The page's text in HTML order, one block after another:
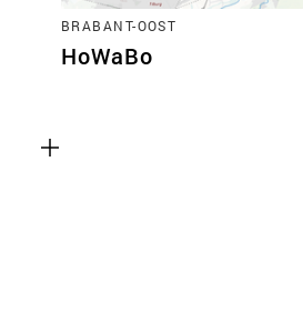
BRABANT-OOST
HoWaBo